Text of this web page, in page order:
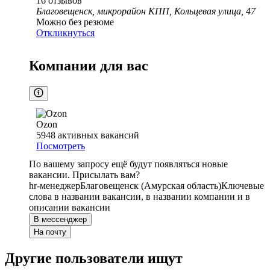
Благовещенск, микрорайон КПП, Кольцевая улица, 47
Можно без резюме
Откликнуться
Компании для вас
Ozon
5948 активных вакансий
Посмотреть
По вашему запросу ещё будут появляться новые
вакансии. Присылать вам?
hr-менеджерБлаговещенск (Амурская область)Ключевые
слова в названии вакансии, в названии компании и в
описании вакансии
В мессенджер
На почту
Другие пользователи ищут